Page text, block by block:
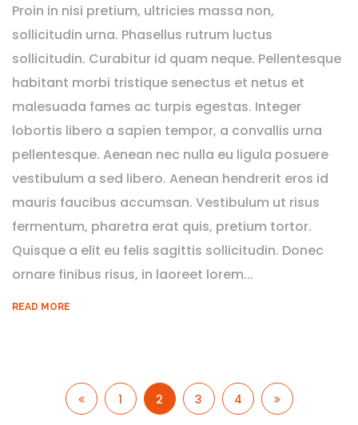
Proin in nisi pretium, ultricies massa non,
sollicitudin urna. Phasellus rutrum luctus
sollicitudin. Curabitur id quam neque. Pellentesque
habitant morbi tristique senectus et netus et
malesuada fames ac turpis egestas. Integer
lobortis libero a sapien tempor, a convallis urna
pellentesque. Aenean nec nulla eu ligula posuere
vestibulum a sed libero. Aenean hendrerit eros id
mauris faucibus accumsan. Vestibulum ut risus
fermentum, pharetra erat quis, pretium tortor.
Quisque a elit eu felis sagittis sollicitudin. Donec
ornare finibus risus, in laoreet lorem...
READ MORE
1 2 3 4